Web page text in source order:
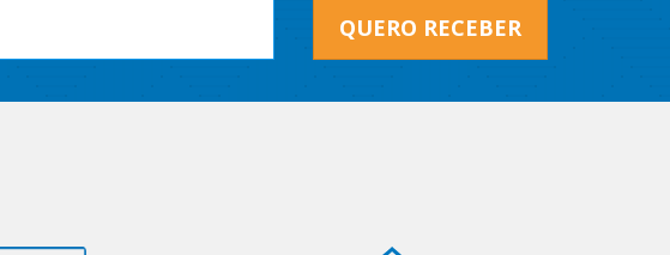
QUERO RECEBER